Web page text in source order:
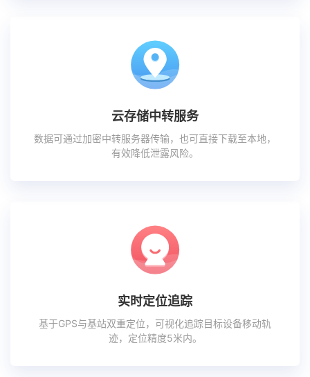
云存储中转服务
数据可通过加密中转服务器传输，也可直接下载至本地，
有效降低泄露风险。
实时定位追踪
基于GPS与基站双重定位，可视化追踪目标设备移动轨
迹，定位精度5米内。